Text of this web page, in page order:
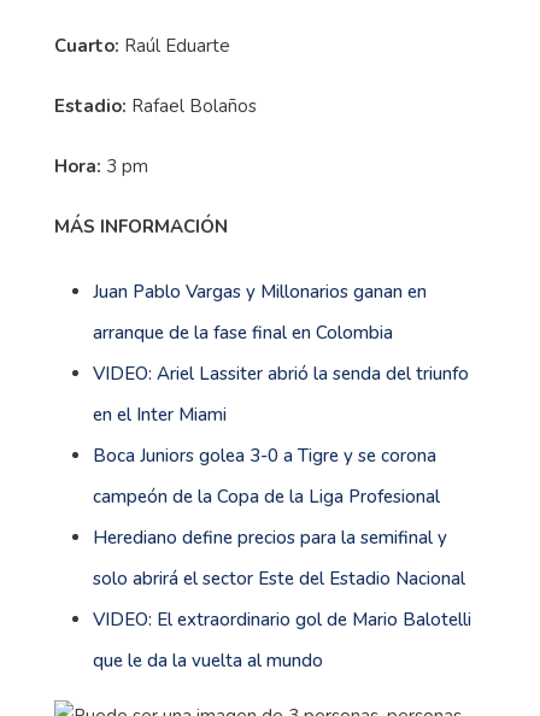
Cuarto: Raúl Eduarte
Estadio: Rafael Bolaños
Hora: 3 pm
MÁS INFORMACIÓN
Juan Pablo Vargas y Millonarios ganan en
arranque de la fase final en Colombia
VIDEO: Ariel Lassiter abrió la senda del triunfo
en el Inter Miami
Boca Juniors golea 3-0 a Tigre y se corona
campeón de la Copa de la Liga Profesional
Herediano define precios para la semifinal y
solo abrirá el sector Este del Estadio Nacional
VIDEO: El extraordinario gol de Mario Balotelli
que le da la vuelta al mundo